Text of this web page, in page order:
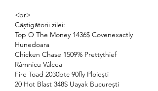
<br>
Câștigătorii zilei:
Top O The Money 1436$ Covenexactly
Hunedoara
Chicken Chase 1509% Prettythief
Râmnicu Vâlcea
Fire Toad 2030btc 90fly Ploiești
20 Hot Blast 348$ Uayak București